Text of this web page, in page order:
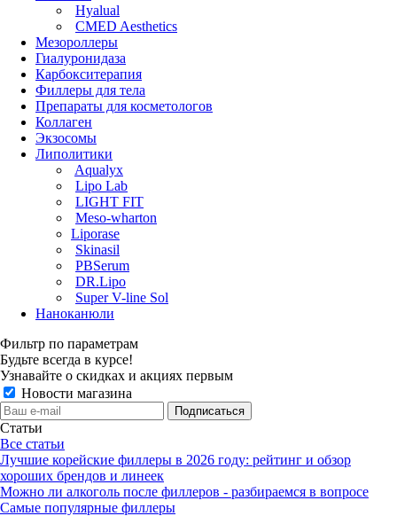
Hyalual
CMED Aesthetics
Мезороллеры
Гиалуронидаза
Карбокситерапия
Филлеры для тела
Препараты для косметологов
Коллаген
Экзосомы
Липолитики
Aqualyx
Lipo Lab
LIGHT FIT
Meso-wharton
Liporase
Skinasil
PBSerum
DR.Lipo
Super V-line Sol
Наноканюли
Фильтр по параметрам
Будьте всегда в курсе!
Узнавайте о скидках и акциях первым
Новости магазина
Статьи
Все статьи
Лучшие корейские филлеры в 2026 году: рейтинг и обзор
хороших брендов и линеек
Можно ли алкоголь после филлеров - разбираемся в вопросе
Самые популярные филлеры